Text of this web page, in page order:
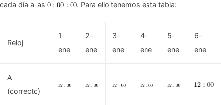
cada día a las
. Para ello tenemos esta tabla:
Reloj
1-
ene
2-
ene
3-
ene
4-
ene
5-
ene
6-
ene
A
(correcto)